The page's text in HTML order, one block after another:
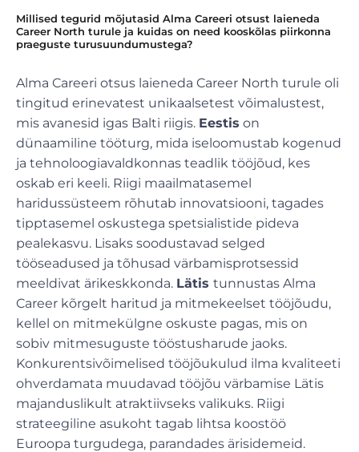
Millised tegurid mõjutasid Alma Careeri otsust laieneda
Career North turule ja kuidas on need kooskõlas piirkonna
praeguste turusuundumustega?
Alma Careeri otsus laieneda Career North turule oli
tingitud erinevatest unikaalsetest võimalustest,
mis avanesid igas Balti riigis. Eestis on
dünaamiline tööturg, mida iseloomustab kogenud
ja tehnoloogiavaldkonnas teadlik tööjõud, kes
oskab eri keeli. Riigi maailmatasemel
haridussüsteem rõhutab innovatsiooni, tagades
tipptasemel oskustega spetsialistide pideva
pealekasvu. Lisaks soodustavad selged
tööseadused ja tõhusad värbamisprotsessid
meeldivat ärikeskkonda. Lätis tunnustas Alma
Career kõrgelt haritud ja mitmekeelset tööjõudu,
kellel on mitmekülgne oskuste pagas, mis on
sobiv mitmesuguste tööstusharude jaoks.
Konkurentsivõimelised tööjõukulud ilma kvaliteeti
ohverdamata muudavad tööjõu värbamise Lätis
majanduslikult atraktiivseks valikuks. Riigi
strateegiline asukoht tagab lihtsa koostöö
Euroopa turgudega, parandades ärisidemeid.